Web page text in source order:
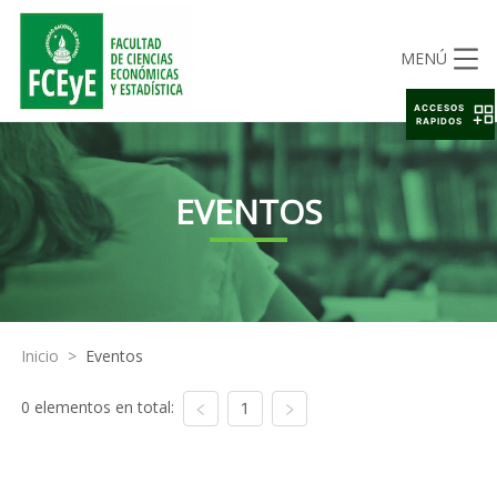
MENÚ
EVENTOS
Inicio > Eventos
0 elementos en total: 1
ACCESOS
RAPIDOS